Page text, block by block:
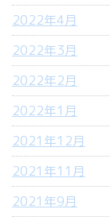
2022年4月
2022年3月
2022年2月
2022年1月
2021年12月
2021年11月
2021年9月